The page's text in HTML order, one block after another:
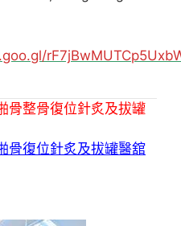
骨整骨復位針炙及拔罐
骨復位針炙及拔罐醫舘